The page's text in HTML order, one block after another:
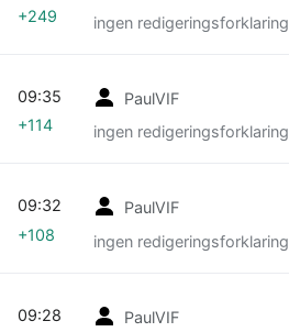
ingen redigeringsforklaring
+249
PaulVIF
ingen redigeringsforklaring
09:35
+114
PaulVIF
ingen redigeringsforklaring
09:32
+108
PaulVIF
09:28